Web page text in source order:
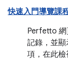
快速入門導覽課
Perfetto 網
記錄，並
項，在此檢